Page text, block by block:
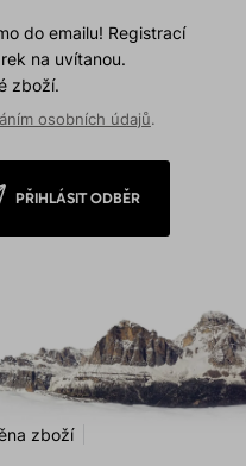
do emailu! Registrací
na uvítanou.
zboží.
osobních údajů.
PŘIHLÁSIT ODBĚR
zboží